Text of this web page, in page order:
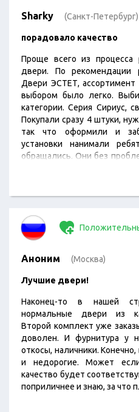
Sharky (Санкт-Петербург)
порадовало качество
Проще всего из процесса
двери. По рекомендации
Двери ЭСТЕТ, ассортимент
выбором было легко.
категории. Серия Сириус,
Покупали сразу 4 штуки,
так что оформили и
установки нанимали
обращались. Они без
двери очень долго при
Аноним (Москва)
Лучшие двери!
Наконец-то в нашей
нормальные двери из
Второй комплект уже
доволен. И фурнитура у
откосы, наличники.
и недорогие. Может
качество будет
поприличнее и знаю, за что